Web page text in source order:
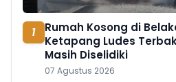
1
Rumah Kosong di
Ketapang Ludes
Masih Diselidiki
07 Agustus 2026